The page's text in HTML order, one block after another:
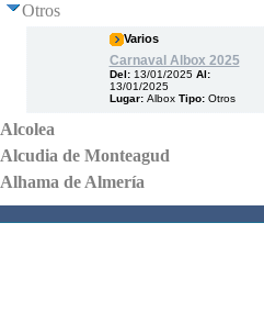
Otros
Varios
Carnaval Albox 2025
Del: 13/01/2025 Al:
13/01/2025
Lugar: AlboxTipo: Otros
Alcolea
Alcudia de Monteagud
Alhama de Almería